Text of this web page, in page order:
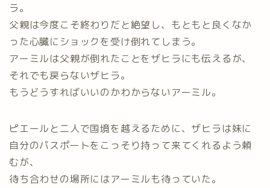
ラ。
父親は今度こそ終わりだと絶望し、もともと良くなか
った心臓にショックを受け倒れてしまう。
アーミルは父親が倒れたことをザヒラにも伝えるが、
それでも戻らないザヒラ。
もうどうすればいいのかわからないアーミル。
ピエールと二人で国境を越えるために、ザヒラは妹に
自分のパスポートをこっそり持って来てくれるよう頼
むが、
待ち合わせの場所にはアーミルも待っていた。